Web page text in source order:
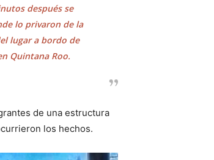
después se
lo privaron de la
lugar a bordo de
Quintana Roo.
de una estructura
los hechos.